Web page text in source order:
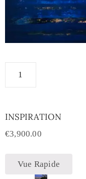
INSPIRATION
€3,900.00
Vue Rapide